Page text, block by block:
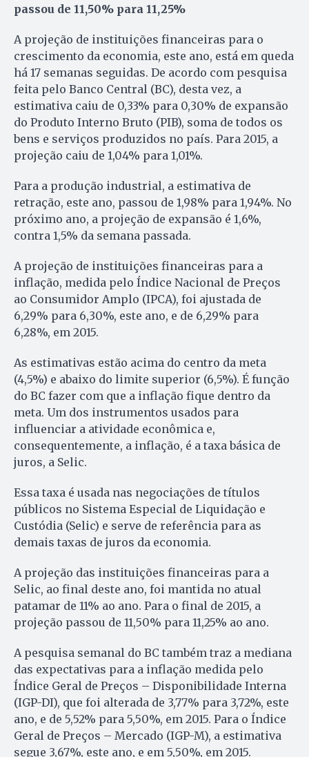
passou de 11,50% para 11,25%
A projeção de instituições financeiras para o
crescimento da economia, este ano, está em queda
há 17 semanas seguidas. De acordo com pesquisa
feita pelo Banco Central (BC), desta vez, a
estimativa caiu de 0,33% para 0,30% de expansão
do Produto Interno Bruto (PIB), soma de todos os
bens e serviços produzidos no país. Para 2015, a
projeção caiu de 1,04% para 1,01%.
Para a produção industrial, a estimativa de
retração, este ano, passou de 1,98% para 1,94%. No
próximo ano, a projeção de expansão é 1,6%,
contra 1,5% da semana passada.
A projeção de instituições financeiras para a
inflação, medida pelo Índice Nacional de Preços
ao Consumidor Amplo (IPCA), foi ajustada de
6,29% para 6,30%, este ano, e de 6,29% para
6,28%, em 2015.
As estimativas estão acima do centro da meta
(4,5%) e abaixo do limite superior (6,5%). É função
do BC fazer com que a inflação fique dentro da
meta. Um dos instrumentos usados para
influenciar a atividade econômica e,
consequentemente, a inflação, é a taxa básica de
juros, a Selic.
Essa taxa é usada nas negociações de títulos
públicos no Sistema Especial de Liquidação e
Custódia (Selic) e serve de referência para as
demais taxas de juros da economia.
A projeção das instituições financeiras para a
Selic, ao final deste ano, foi mantida no atual
patamar de 11% ao ano. Para o final de 2015, a
projeção passou de 11,50% para 11,25% ao ano.
A pesquisa semanal do BC também traz a mediana
das expectativas para a inflação medida pelo
Índice Geral de Preços – Disponibilidade Interna
(IGP-DI), que foi alterada de 3,77% para 3,72%, este
ano, e de 5,52% para 5,50%, em 2015. Para o Índice
Geral de Preços – Mercado (IGP-M), a estimativa
segue 3,67%, este ano, e em 5,50%, em 2015.